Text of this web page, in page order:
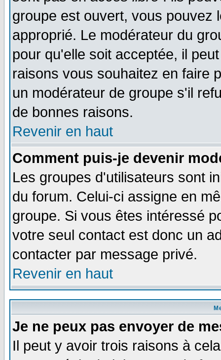
groupe est ouvert, vous pouvez
approprié. Le modérateur du
pour qu'elle soit acceptée, il
raisons vous souhaitez en faire
un modérateur de groupe s'il
de bonnes raisons.
Revenir en haut
Comment puis-je devenir
Les groupes d'utilisateurs sont
du forum. Celui-ci assigne en
groupe. Si vous êtes intéressé
votre seul contact est donc un
contacter par message privé.
Revenir en haut
Je ne peux pas envoyer de
Il peut y avoir trois raisons à